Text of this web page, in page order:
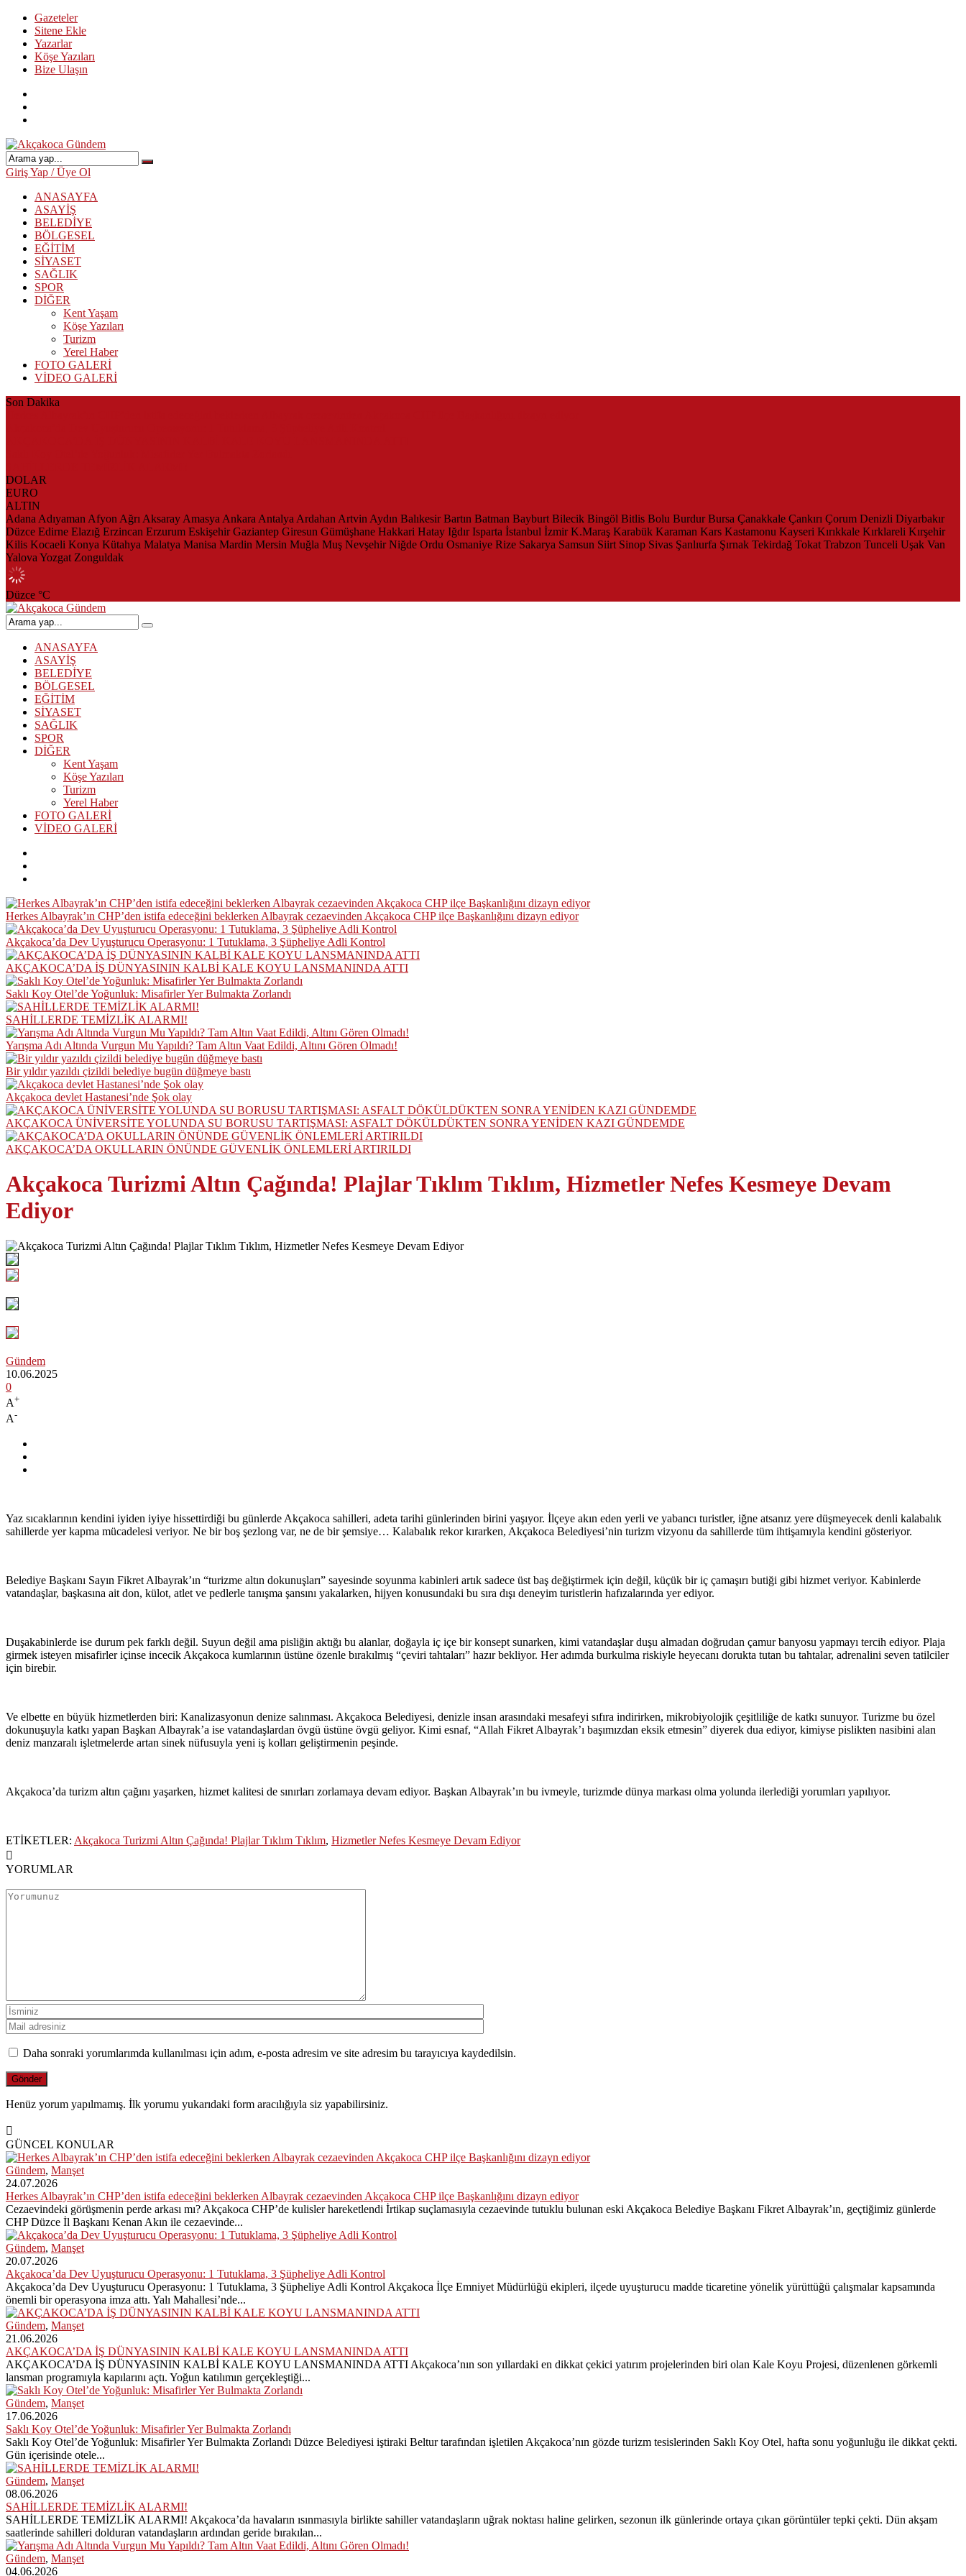
Gazeteler
Sitene Ekle
Yazarlar
Köşe Yazıları
Bize Ulaşın
Giriş Yap / Üye Ol
ANASAYFA
ASAYİŞ
BELEDİYE
BÖLGESEL
EĞİTİM
SİYASET
SAĞLIK
SPOR
DİĞER
Kent Yaşam
Köşe Yazıları
Turizm
Yerel Haber
FOTO GALERİ
VİDEO GALERİ
Son Dakika
DOLAR
EURO
ALTIN
Adana Adıyaman Afyon Ağrı Aksaray Amasya Ankara Antalya Ardahan Artvin Aydın Balıkesir Bartın Batman Bayburt Bilecik Bingöl Bitlis Bolu Burdur Bursa Çanakkale Çankırı Çorum Denizli Diyarbakır
Düzce Edirne Elazığ Erzincan Erzurum Eskişehir Gaziantep Giresun Gümüşhane Hakkari Hatay Iğdır Isparta İstanbul İzmir K.Maraş Karabük Karaman Kars Kastamonu Kayseri Kırıkkale Kırklareli Kırşehir
Kilis Kocaeli Konya Kütahya Malatya Manisa Mardin Mersin Muğla Muş Nevşehir Niğde Ordu Osmaniye Rize Sakarya Samsun Siirt Sinop Sivas Şanlıurfa Şırnak Tekirdağ Tokat Trabzon Tunceli Uşak Van
Yalova Yozgat Zonguldak
Düzce °C
ANASAYFA
ASAYİŞ
BELEDİYE
BÖLGESEL
EĞİTİM
SİYASET
SAĞLIK
SPOR
DİĞER
Kent Yaşam
Köşe Yazıları
Turizm
Yerel Haber
FOTO GALERİ
VİDEO GALERİ
Herkes Albayrak’ın CHP’den istifa edeceğini beklerken Albayrak cezaevinden Akçakoca CHP ilçe Başkanlığını dizayn ediyor
Akçakoca’da Dev Uyuşturucu Operasyonu: 1 Tutuklama, 3 Şüpheliye Adli Kontrol
AKÇAKOCA’DA İŞ DÜNYASININ KALBİ KALE KOYU LANSMANINDA ATTI
Saklı Koy Otel’de Yoğunluk: Misafirler Yer Bulmakta Zorlandı
SAHİLLERDE TEMİZLİK ALARMI!
Yarışma Adı Altında Vurgun Mu Yapıldı? Tam Altın Vaat Edildi, Altını Gören Olmadı!
Bir yıldır yazıldı çizildi belediye bugün düğmeye bastı
Akçakoca devlet Hastanesi’nde Şok olay
AKÇAKOCA ÜNİVERSİTE YOLUNDA SU BORUSU TARTIŞMASI: ASFALT DÖKÜLDÜKTEN SONRA YENİDEN KAZI GÜNDEMDE
AKÇAKOCA’DA OKULLARIN ÖNÜNDE GÜVENLİK ÖNLEMLERİ ARTIRILDI
Akçakoca Turizmi Altın Çağında! Plajlar Tıklım Tıklım, Hizmetler Nefes Kesmeye Devam
Ediyor
Gündem
10.06.2025
0
A+
A-
Yaz sıcaklarının kendini iyiden iyiye hissettirdiği bu günlerde Akçakoca sahilleri, adeta tarihi günlerinden birini yaşıyor. İlçeye akın eden yerli ve yabancı turistler, iğne atsanız yere düşmeyecek denli kalabalık
sahillerde yer kapma mücadelesi veriyor. Ne bir boş şezlong var, ne de bir şemsiye… Kalabalık rekor kırarken, Akçakoca Belediyesi’nin turizm vizyonu da sahillerde tüm ihtişamıyla kendini gösteriyor.
Belediye Başkanı Sayın Fikret Albayrak’ın “turizme altın dokunuşları” sayesinde soyunma kabinleri artık sadece üst baş değiştirmek için değil, küçük bir iç çamaşırı butiği gibi hizmet veriyor. Kabinlerde
vatandaşlar, başkasına ait don, külot, atlet ve pedlerle tanışma şansını yakalarken, hijyen konusundaki bu sıra dışı deneyim turistlerin hafızalarında yer ediyor.
Duşakabinlerde ise durum pek farklı değil. Suyun değil ama pisliğin aktığı bu alanlar, doğayla iç içe bir konsept sunarken, kimi vatandaşlar duşu almadan doğrudan çamur banyosu yapmayı tercih ediyor. Plaja
girmek isteyen misafirler içinse incecik Akçakoca kumlarının üstüne özenle bırakılmış “çeviri tahtaları” hazır bekliyor. Her adımda burkulma riskiyle heyecanı dorukta tutan bu tahtalar, adrenalini seven tatilciler
için birebir.
Ve elbette en büyük hizmetlerden biri: Kanalizasyonun denize salınması. Akçakoca Belediyesi, denizle insan arasındaki mesafeyi sıfıra indirirken, mikrobiyolojik çeşitliliğe de katkı sunuyor. Turizme bu özel
dokunuşuyla katkı yapan Başkan Albayrak’a ise vatandaşlardan övgü üstüne övgü geliyor. Kimi esnaf, “Allah Fikret Albayrak’ı başımızdan eksik etmesin” diyerek dua ediyor, kimiyse pislikten nasibini alan
deniz manzaralı işletmelerde artan sinek nüfusuyla yeni iş kolları geliştirmenin peşinde.
Akçakoca’da turizm altın çağını yaşarken, hizmet kalitesi de sınırları zorlamaya devam ediyor. Başkan Albayrak’ın bu ivmeyle, turizmde dünya markası olma yolunda ilerlediği yorumları yapılıyor.
ETİKETLER: Akçakoca Turizmi Altın Çağında! Plajlar Tıklım Tıklım, Hizmetler Nefes Kesmeye Devam Ediyor
YORUMLAR
Daha sonraki yorumlarımda kullanılması için adım, e-posta adresim ve site adresim bu tarayıcıya kaydedilsin.
Henüz yorum yapılmamış. İlk yorumu yukarıdaki form aracılığıyla siz yapabilirsiniz.
GÜNCEL KONULAR
Gündem, Manşet
24.07.2026
Herkes Albayrak’ın CHP’den istifa edeceğini beklerken Albayrak cezaevinden Akçakoca CHP ilçe Başkanlığını dizayn ediyor
Cezaevindeki görüşmenin perde arkası mı? Akçakoca CHP’de kulisler hareketlendi İrtikap suçlamasıyla cezaevinde tutuklu bulunan eski Akçakoca Belediye Başkanı Fikret Albayrak’ın, geçtiğimiz günlerde
CHP Düzce İl Başkanı Kenan Akın ile cezaevinde...
Gündem, Manşet
20.07.2026
Akçakoca’da Dev Uyuşturucu Operasyonu: 1 Tutuklama, 3 Şüpheliye Adli Kontrol
Akçakoca’da Dev Uyuşturucu Operasyonu: 1 Tutuklama, 3 Şüpheliye Adli Kontrol Akçakoca İlçe Emniyet Müdürlüğü ekipleri, ilçede uyuşturucu madde ticaretine yönelik yürüttüğü çalışmalar kapsamında
önemli bir operasyona imza attı. Yalı Mahallesi’nde...
Gündem, Manşet
21.06.2026
AKÇAKOCA’DA İŞ DÜNYASININ KALBİ KALE KOYU LANSMANINDA ATTI
AKÇAKOCA’DA İŞ DÜNYASININ KALBİ KALE KOYU LANSMANINDA ATTI Akçakoca’nın son yıllardaki en dikkat çekici yatırım projelerinden biri olan Kale Koyu Projesi, düzenlenen görkemli
lansman programıyla kapılarını açtı. Yoğun katılımın gerçekleştiği...
Gündem, Manşet
17.06.2026
Saklı Koy Otel’de Yoğunluk: Misafirler Yer Bulmakta Zorlandı
Saklı Koy Otel’de Yoğunluk: Misafirler Yer Bulmakta Zorlandı Düzce Belediyesi iştiraki Beltur tarafından işletilen Akçakoca’nın gözde turizm tesislerinden Saklı Koy Otel, hafta sonu yoğunluğu ile dikkat çekti.
Gün içerisinde otele...
Gündem, Manşet
08.06.2026
SAHİLLERDE TEMİZLİK ALARMI!
SAHİLLERDE TEMİZLİK ALARMI! Akçakoca’da havaların ısınmasıyla birlikte sahiller vatandaşların uğrak noktası haline gelirken, sezonun ilk günlerinde ortaya çıkan görüntüler tepki çekti. Dün akşam
saatlerinde sahilleri dolduran vatandaşların ardından geride bırakılan...
Gündem, Manşet
04.06.2026